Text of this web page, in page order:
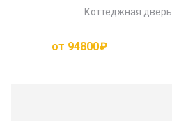
Коттеджная дверь
от 94800₽